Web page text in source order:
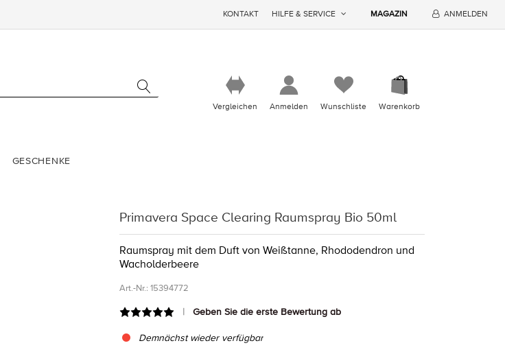
KONTAKT HILFE & SERVICE MAGAZIN ANMELDEN
Vergleichen Anmelden Wunschliste Warenkorb
GESCHENKE
Primavera Space Clearing Raumspray Bio 50ml
Raumspray mit dem Duft von Weißtanne, Rhododendron und
Wacholderbeere
Art.-Nr.: 15394772
Geben Sie die erste Bewertung ab
Demnächst wieder verfügbar